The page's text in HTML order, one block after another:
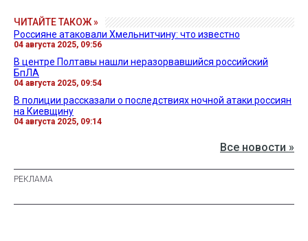
ЧИТАЙТЕ ТАКОЖ »
Россияне атаковали Хмельнитчину: что известно
04 августа 2025, 09:56
В центре Полтавы нашли неразорвавшийся российский
БпЛА
04 августа 2025, 09:54
В полиции рассказали о последствиях ночной атаки россиян
на Киевщину
04 августа 2025, 09:14
Все новости »